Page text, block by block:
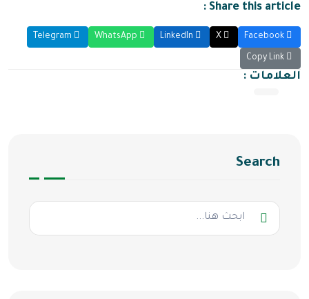
Share this article :
Facebook
X
LinkedIn
WhatsApp
Telegram
Copy Link
العلامات :
Search